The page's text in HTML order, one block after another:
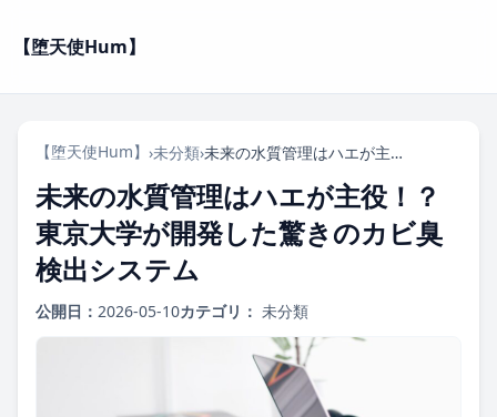
【堕天使Hum】
【堕天使Hum】 ›未分類› 未来の水質管理はハエが主役！？東京大学が開発した驚きのカビ臭検出システム
未来の水質管理はハエが主役！？
東京大学が開発した驚きのカビ臭
検出システム
公開日： 2026-05-10カテゴリ： 未分類